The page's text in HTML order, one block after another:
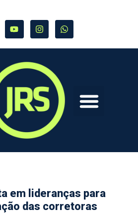
em lideranças para
das corretoras